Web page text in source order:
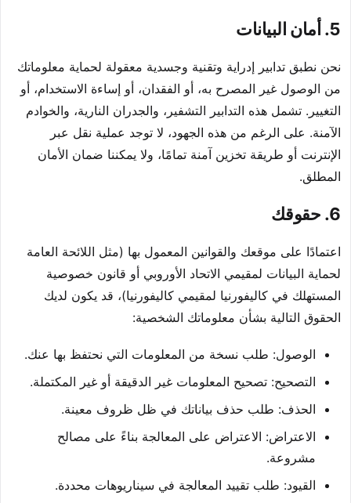
5. أمان البيانات
نحن نطبق تدابير إدراية وتقنية وجسدية معقولة لحماية معلوماتك
من الوصول غير المصرح به، أو الفقدان، أو إساءة الاستخدام، أو
التغيير. تشمل هذه التدابير التشفير، والجدران النارية، والخوادم
الآمنة. على الرغم من هذه الجهود، لا توجد عملية نقل عبر
الإنترنت أو طريقة تخزين آمنة تمامًا، ولا يمكننا ضمان الأمان
المطلق.
6. حقوقك
اعتمادًا على موقعك والقوانين المعمول بها (مثل اللائحة العامة
لحماية البيانات لمقيمي الاتحاد الأوروبي أو قانون خصوصية
المستهلك في كاليفورنيا لمقيمي كاليفورنيا)، قد يكون لديك
الحقوق التالية بشأن معلوماتك الشخصية:
الوصول: طلب نسخة من المعلومات التي نحتفظ بها عنك.
التصحيح: تصحيح المعلومات غير الدقيقة أو غير المكتملة.
الحذف: طلب حذف بياناتك في ظل ظروف معينة.
الاعتراض: الاعتراض على المعالجة بناءً على مصالح
مشروعة.
القيود: طلب تقييد المعالجة في سيناريوهات محددة.